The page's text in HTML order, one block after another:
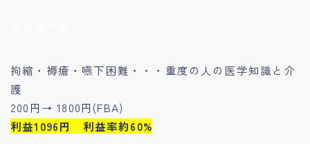
拘縮・褥瘡・嚥下困難・・・重度の人の医学知識と介
護
200円→ 1800円(FBA)
利益1096円 利益率約60%